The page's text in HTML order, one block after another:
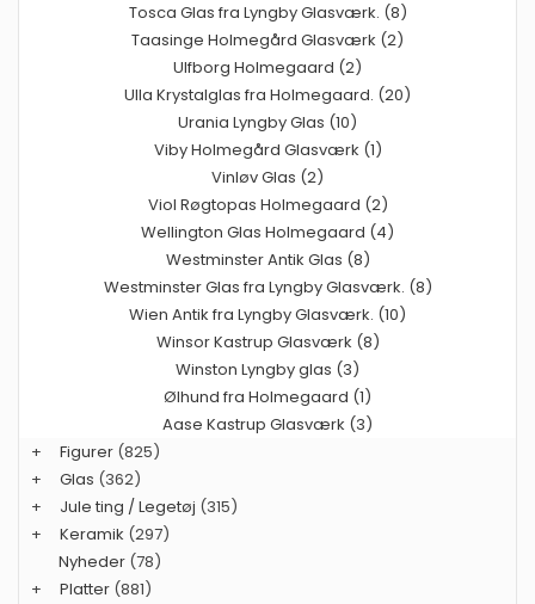
Tosca Glas fra Lyngby Glasværk. (8)
Taasinge Holmegård Glasværk (2)
Ulfborg Holmegaard (2)
Ulla Krystalglas fra Holmegaard. (20)
Urania Lyngby Glas (10)
Viby Holmegård Glasværk (1)
Vinløv Glas (2)
Viol Røgtopas Holmegaard (2)
Wellington Glas Holmegaard (4)
Westminster Antik Glas (8)
Westminster Glas fra Lyngby Glasværk. (8)
Wien Antik fra Lyngby Glasværk. (10)
Winsor Kastrup Glasværk (8)
Winston Lyngby glas (3)
Ølhund fra Holmegaard (1)
Aase Kastrup Glasværk (3)
+
Figurer (825)
+
Glas (362)
+
Jule ting / Legetøj (315)
+
Keramik (297)
Nyheder (78)
+
Platter (881)